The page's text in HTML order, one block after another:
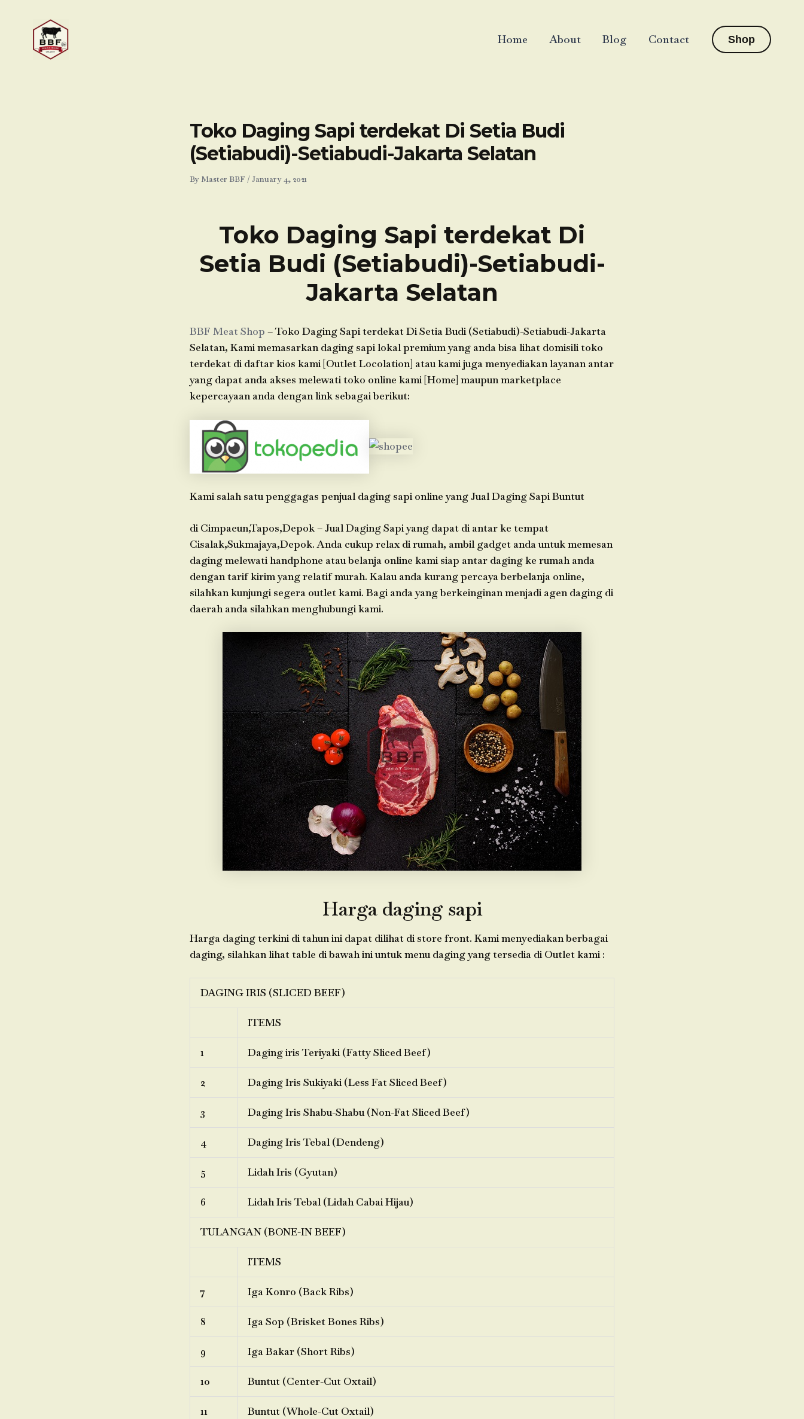
Home About Blog Contact Shop
Toko Daging Sapi terdekat Di Setia Budi
(Setiabudi)-Setiabudi-Jakarta Selatan
By Master BBF /January 4, 2021
Toko Daging Sapi terdekat Di
Setia Budi (Setiabudi)-Setiabudi-
Jakarta Selatan
BBF Meat Shop – Toko Daging Sapi terdekat Di Setia Budi (Setiabudi)-Setiabudi-Jakarta
Selatan, Kami memasarkan daging sapi lokal premium yang anda bisa lihat domisili toko
terdekat di daftar kios kami [Outlet Locolation] atau kami juga menyediakan layanan antar
yang dapat anda akses melewati toko online kami [Home] maupun marketplace
kepercayaan anda dengan link sebagai berikut:
Kami salah satu penggagas penjual daging sapi online yang Jual Daging Sapi Buntut
di Cimpaeun,Tapos,Depok – Jual Daging Sapi yang dapat di antar ke tempat
Cisalak,Sukmajaya,Depok. Anda cukup relax di rumah, ambil gadget anda untuk memesan
daging melewati handphone atau belanja online kami siap antar daging ke rumah anda
dengan tarif kirim yang relatif murah. Kalau anda kurang percaya berbelanja online,
silahkan kunjungi segera outlet kami. Bagi anda yang berkeinginan menjadi agen daging di
daerah anda silahkan menghubungi kami.
Harga daging sapi
Harga daging terkini di tahun ini dapat dilihat di store front. Kami menyediakan berbagai
daging, silahkan lihat table di bawah ini untuk menu daging yang tersedia di Outlet kami :
DAGING IRIS (SLICED BEEF)
ITEMS
1 Daging iris Teriyaki (Fatty Sliced Beef)
2 Daging Iris Sukiyaki (Less Fat Sliced Beef)
3 Daging Iris Shabu-Shabu (Non-Fat Sliced Beef)
4 Daging Iris Tebal (Dendeng)
5 Lidah Iris (Gyutan)
6 Lidah Iris Tebal (Lidah Cabai Hijau)
TULANGAN (BONE-IN BEEF)
ITEMS
7 Iga Konro (Back Ribs)
8 Iga Sop (Brisket Bones Ribs)
9 Iga Bakar (Short Ribs)
10 Buntut (Center-Cut Oxtail)
11 Buntut (Whole-Cut Oxtail)